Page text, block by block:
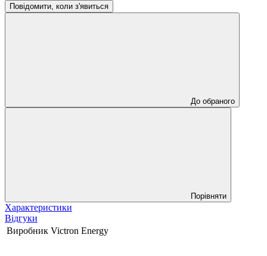
Повідомити, коли з'явиться
До обраного
Порівняти
Характеристики
Відгуки
Виробник Victron Energy